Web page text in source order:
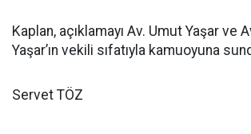
Kaplan, açıklamayı Av. Umut Yaşar ve
Yaşar’ın vekili sıfatıyla kamuoyuna
Servet TÖZ